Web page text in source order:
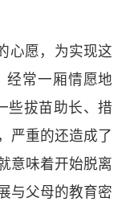
心愿，为实现这
经常一厢情愿地
些拔苗助长、措
严重的还造成了
意味着开始脱离
与父母的教育密